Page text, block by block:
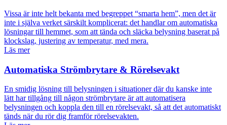
Vissa är inte helt bekanta med begreppet “smarta hem”, men det är
inte i själva verket särskilt komplicerat: det handlar om automatiska
lösningar till hemmet, som att tända och släcka belysning baserat på
klockslag, justering av temperatur, med mera.
Läs mer
Automatiska Strömbrytare & Rörelsevakt
En smidig lösning till belysningen i situationer där du kanske inte
lätt har tillgång till någon strömbrytare är att automatisera
belysningen och koppla den till en rörelsevakt, så att det automatiskt
tänds när du rör dig framför rörelsevakten.